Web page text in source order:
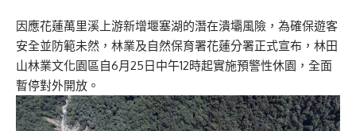
因應花蓮萬里溪上游新增堰塞湖的潛在潰壩風險，為確保遊客
安全並防範未然，林業及自然保育署花蓮分署正式宣布，林田
山林業文化園區自6月25日中午12時起實施預警性休園，全面
暫停對外開放。